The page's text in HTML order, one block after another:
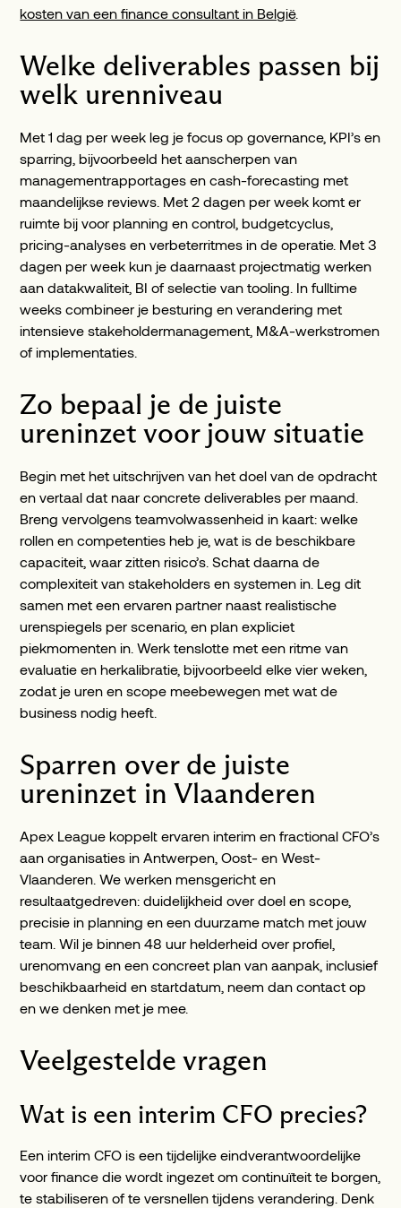
kosten van een finance consultant in België.
Welke deliverables passen bij
welk urenniveau
Met 1 dag per week leg je focus op governance, KPI’s en
sparring, bijvoorbeeld het aanscherpen van
managementrapportages en cash-forecasting met
maandelijkse reviews. Met 2 dagen per week komt er
ruimte bij voor planning en control, budgetcyclus,
pricing-analyses en verbeterritmes in de operatie. Met 3
dagen per week kun je daarnaast projectmatig werken
aan datakwaliteit, BI of selectie van tooling. In fulltime
weeks combineer je besturing en verandering met
intensieve stakeholdermanagement, M&A-werkstromen
of implementaties.
Zo bepaal je de juiste
ureninzet voor jouw situatie
Begin met het uitschrijven van het doel van de opdracht
en vertaal dat naar concrete deliverables per maand.
Breng vervolgens teamvolwassenheid in kaart: welke
rollen en competenties heb je, wat is de beschikbare
capaciteit, waar zitten risico’s. Schat daarna de
complexiteit van stakeholders en systemen in. Leg dit
samen met een ervaren partner naast realistische
urenspiegels per scenario, en plan expliciet
piekmomenten in. Werk tenslotte met een ritme van
evaluatie en herkalibratie, bijvoorbeeld elke vier weken,
zodat je uren en scope meebewegen met wat de
business nodig heeft.
Sparren over de juiste
ureninzet in Vlaanderen
Apex League koppelt ervaren interim en fractional CFO’s
aan organisaties in Antwerpen, Oost- en West-
Vlaanderen. We werken mensgericht en
resultaatgedreven: duidelijkheid over doel en scope,
precisie in planning en een duurzame match met jouw
team. Wil je binnen 48 uur helderheid over profiel,
urenomvang en een concreet plan van aanpak, inclusief
beschikbaarheid en startdatum, neem dan contact op
en we denken met je mee.
Veelgestelde vragen
Wat is een interim CFO precies?
Een interim CFO is een tijdelijke eindverantwoordelijke
voor finance die wordt ingezet om continuïteit te borgen,
te stabiliseren of te versnellen tijdens verandering. Denk